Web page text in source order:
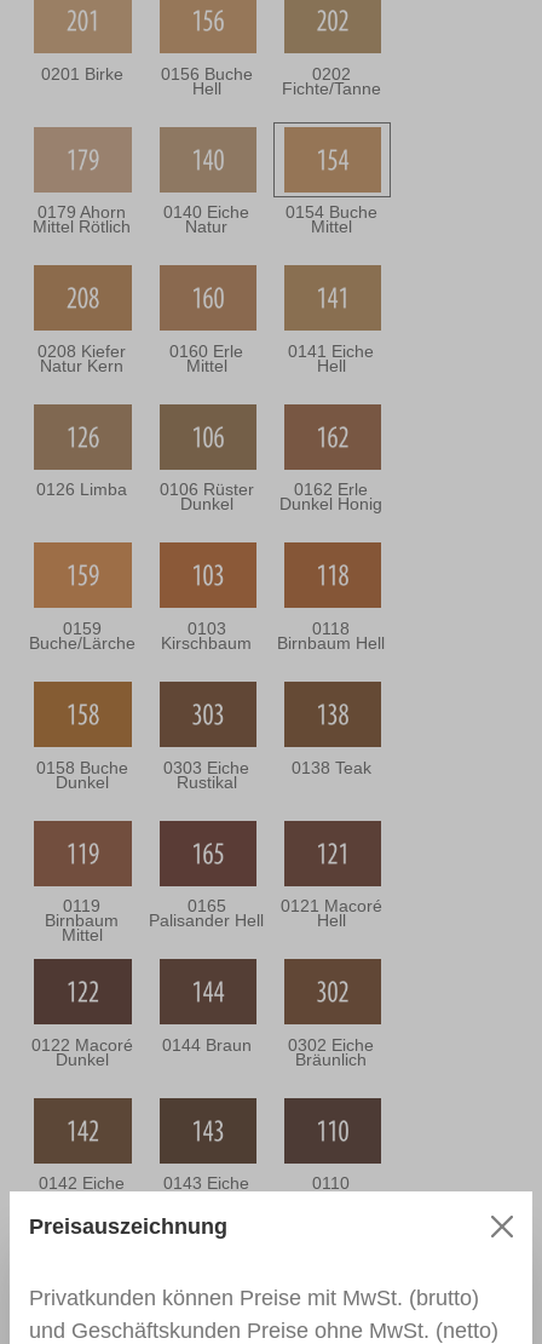
0201 Birke 0156 Buche
Hell
0202
Fichte/Tanne
0179 Ahorn
Mittel Rötlich
0140 Eiche
Natur
0154 Buche
Mittel
0208 Kiefer
Natur Kern
0160 Erle
Mittel
0141 Eiche
Hell
0126 Limba 0106 Rüster
Dunkel
0162 Erle
Dunkel Honig
0159
Buche/Lärche
0103
Kirschbaum
0118
Birnbaum Hell
0158 Buche
Dunkel
0303 Eiche
Rustikal
0138 Teak
0119
Birnbaum
Mittel
0165
Palisander Hell
0121 Macoré
Hell
0122 Macoré
Dunkel
0144 Braun 0302 Eiche
Bräunlich
0142 Eiche
Mittel
0143 Eiche
Dunkel
0110
Nussbaum
0111
Nussbaum
0166 Wenge 0164
Nussbaum
Preisauszeichnung
Privatkunden können Preise mit MwSt. (brutto)
und Geschäftskunden Preise ohne MwSt. (netto)